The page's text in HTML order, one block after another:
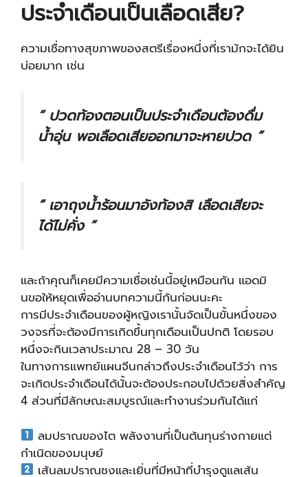
ประจำเดือนเป็นเลือดเสีย?
ความเชื่อทางสุขภาพของสตรีเรื่องหนึ่งที่เรามักจะได้ยิน
บ่อยมาก เช่น
“ ปวดท้องตอนเป็นประจำเดือนต้องดื่ม
น้ำอุ่น พอเลือดเสียออกมาจะหายปวด ”
“ เอาถุงน้ำร้อนมาอังท้องสิ เลือดเสียจะ
ได้ไม่คั่ง ”
และถ้าคุณก็เคยมีความเชื่อเช่นนี้อยู่เหมือนกัน แอดมิ
นขอให้หยุดเพื่ออ่านบทความนี้กันก่อนนะคะ
การมีประจำเดือนของผู้หญิงเรานั้นจัดเป็นขั้นหนึ่งของ
วงจรที่จะต้องมีการเกิดขึ้นทุกเดือนเป็นปกติ โดยรอบ
หนึ่งจะกินเวลาประมาณ 28 – 30 วัน
ในทางการแพทย์แผนจีนกล่าวถึงประจำเดือนไว้ว่า การ
จะเกิดประจำเดือนได้นั้นจะต้องประกอบไปด้วยสิ่งสำคัญ
4 ส่วนที่มีลักษณะสมบูรณ์และทำงานร่วมกันได้แก่
ลมปราณของไต พลังงานที่เป็นต้นทุนร่างกายแต่
กำเนิดของมนุษย์
เส้นลมปราณชงและเยิ่นที่มีหน้าที่บำรุงดูแลเส้น